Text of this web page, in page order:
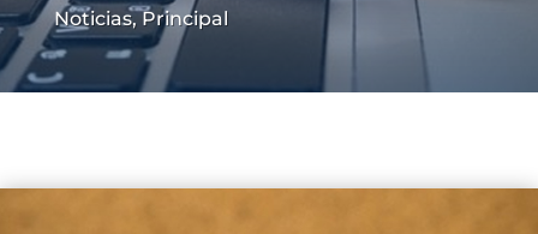
Noticias,Principal